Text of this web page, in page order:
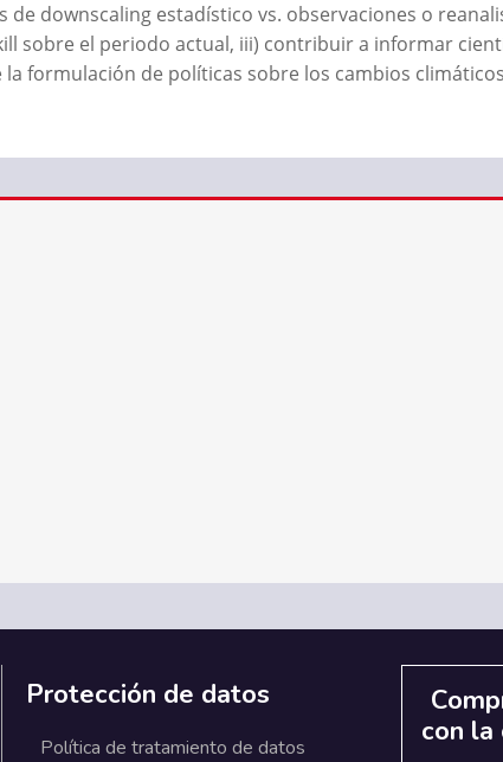
de downscaling estadístico vs. observaciones o
sobre el periodo actual, iii) contribuir a informar
formulación de políticas sobre los cambios
Protección de datos
Política de tratamiento de datos
con la